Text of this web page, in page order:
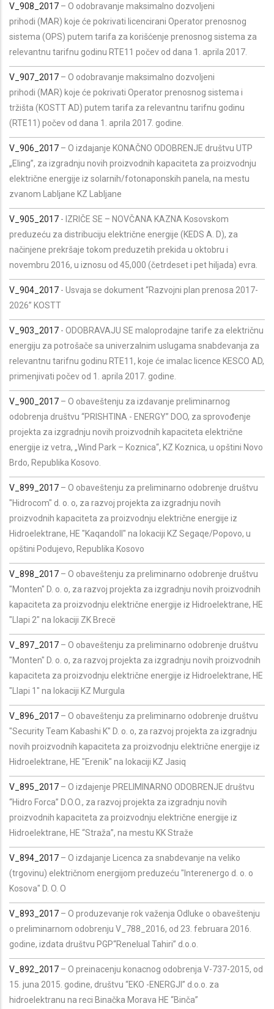
V_908_2017 – O odobravanje maksimalno dozvoljeni
prihodi (MAR) koje će pokrivati licencirani Operator prenosnog
sistema (OPS) putem tarifa za korišćenje prenosnog sistema za
relevantnu tarifnu godinu RTE11 počev od dana 1. aprila 2017.
V_907_2017 – O odobravanje maksimalno dozvoljeni
prihodi (MAR) koje će pokrivati Operator prenosnog sistema i
tržišta (KOSTT AD) putem tarifa za relevantnu tarifnu godinu
(RTE11) počev od dana 1. aprila 2017. godine.
V_906_2017 – O izdajanje KONAČNO ODOBRENJE društvu UTP
„Eling”, za izgradnju novih proizvodnih kapaciteta za proizvodnju
električne energije iz solarnih/fotonaponskih panela, na mestu
zvanom Labljane KZ Labljane
V_905_2017 - IZRIČE SE – NOVČANA KAZNA Kosovskom
preduzeću za distribuciju električne energije (KEDS A. D), za
načinjene prekršaje tokom preduzetih prekida u oktobru i
novembru 2016, u iznosu od 45,000 (četrdeset i pet hiljada) evra.
V_904_2017 - Usvaja se dokument “Razvojni plan prenosa 2017-
2026” KOSTT
V_903_2017 - ODOBRAVAJU SE maloprodajne tarife za električnu
energiju za potrošače sa univerzalnim uslugama snabdevanja za
relevantnu tarifnu godinu RTE11, koje će imalac licence KESCO AD,
primenjivati počev od 1. aprila 2017. godine.
V_900_2017 – O obaveštenju za izdavanje preliminarnog
odobrenja društvu “PRISHTINA - ENERGY” DOO, za sprovođenje
projekta za izgradnju novih proizvodnih kapaciteta električne
energije iz vetra, „Wind Park – Koznica“, KZ Koznica, u opštini Novo
Brdo, Republika Kosovo.
V_899_2017 – O obaveštenju za preliminarno odobrenje društvu
"Hidrocom" d. o. o, za razvoj projekta za izgradnju novih
proizvodnih kapaciteta za proizvodnju električne energije iz
Hidroelektrane, HE "Kaqandoll" na lokaciji KZ Segaqe/Popovo, u
opštini Podujevo, Republika Kosovo
V_898_2017 – O obaveštenju za preliminarno odobrenje društvu
"Monten" D. o. o, za razvoj projekta za izgradnju novih proizvodnih
kapaciteta za proizvodnju električne energije iz Hidroelektrane, HE
"Llapi 2" na lokaciji ZK Brecë
V_897_2017 – O obaveštenju za preliminarno odobrenje društvu
"Monten" D. o. o, za razvoj projekta za izgradnju novih proizvodnih
kapaciteta za proizvodnju električne energije iz Hidroelektrane, HE
"Llapi 1" na lokaciji KZ Murgula
V_896_2017 – O obaveštenju za preliminarno odobrenje društvu
"Security Team Kabashi K" D. o. o, za razvoj projekta za izgradnju
novih proizvodnih kapaciteta za proizvodnju električne energije iz
Hidroelektrane, HE "Erenik" na lokaciji KZ Jasiq
V_895_2017 – O izdajenje PRELIMINARNO ODOBRENJE društvu
“Hidro Forca” D.O.O., za razvoj projekta za izgradnju novih
proizvodnih kapaciteta za proizvodnju električne energije iz
Hidroelektrane, HE “Straža”, na mestu KK Straže
V_894_2017 – O izdajanje Licenca za snabdevanje na veliko
(trgovinu) električnom energijom preduzeću "Interenergo d. o. o
Kosova" D. O. O
V_893_2017 – O produzevanje rok važenja Odluke o obaveštenju
o preliminarnom odobrenju V_788_2016, od 23. februara 2016.
godine, izdata društvu PGP“Renelual Tahiri” d.o.o.
V_892_2017 – O preinacenju konacnog odobrenja V-737-2015, od
15. juna 2015. godine, društvu “EKO -ENERGJI” d.o.o. za
hidroelektranu na reci Binačka Morava HE “Binča”